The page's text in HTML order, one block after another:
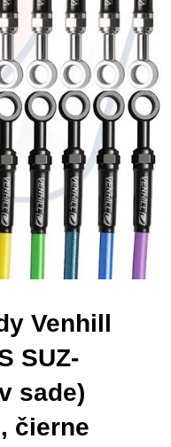
Venhill
SUZ-
sade)
čierne